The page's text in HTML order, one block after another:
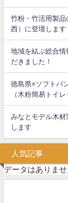
竹粉・竹活用製
西）に登壇します
地域を結ぶ総合
だきました！
徳島県×ソフトバ
（木粉簡易トイレ
みなとモデル木
します
人気記事
データはありませ